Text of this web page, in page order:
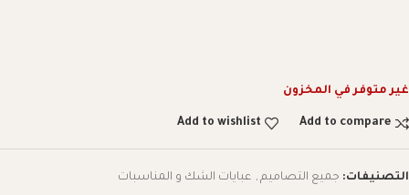
غير متوفر في المخزون
Add to compare
Add to wishlist
التصنيفات: جميع التصاميم , عبايات الشك و المناسبات